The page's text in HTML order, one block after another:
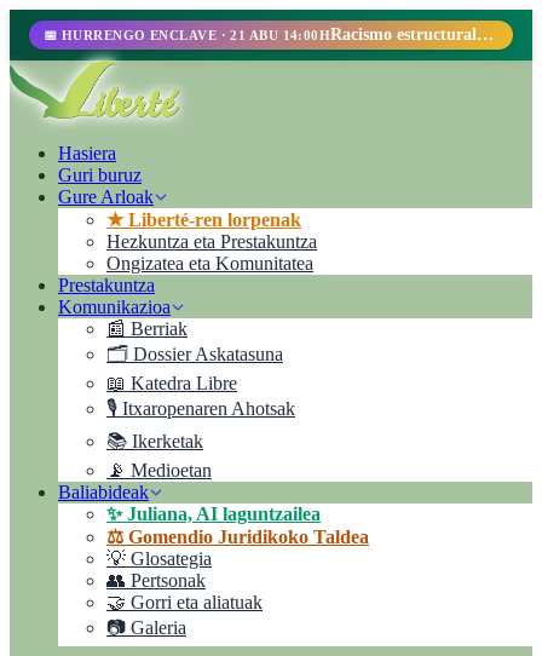
📅 HURRENGO ENCLAVE · 21 ABU 14:00H Racismo estructural, perfilamiento racial y abolicionismo carcelario.
Hasiera
Guri buruz
Gure Arloak
★ Liberté-ren lorpenak
Hezkuntza eta Prestakuntza
Ongizatea eta Komunitatea
Prestakuntza
Komunikazioa
📰 Berriak
🗂️ Dossier Askatasuna
📖 Katedra Libre
🎙️ Itxaropenaren Ahotsak
📚 Ikerketak
📡 Medioetan
Baliabideak
✨ Juliana, AI laguntzailea
⚖️ Gomendio Juridikoko Taldea
💡 Glosategia
👥 Pertsonak
🤝 Gorri eta aliatuak
📷 Galeria